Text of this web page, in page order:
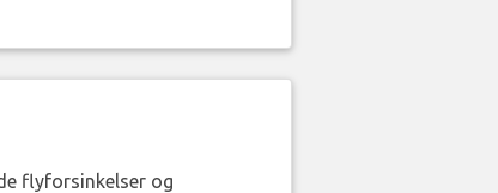
flyforsinkelser og